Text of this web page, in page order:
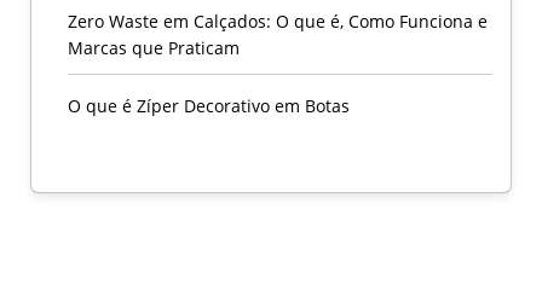
Zero Waste em Calçados: O que é, Como Funciona e
Marcas que Praticam
O que é Zíper Decorativo em Botas